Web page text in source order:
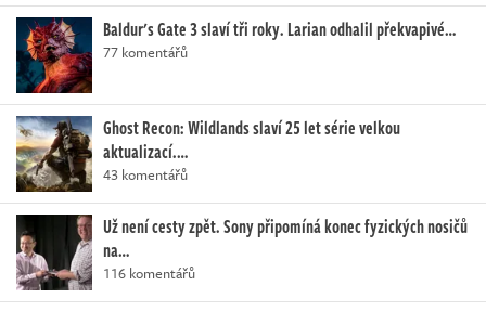
Baldur's Gate 3 slaví tři roky. Larian odhalil překvapivé…
77 komentářů
Ghost Recon: Wildlands slaví 25 let série velkou
aktualizací.…
43 komentářů
Už není cesty zpět. Sony připomíná konec fyzických nosičů
na…
116 komentářů